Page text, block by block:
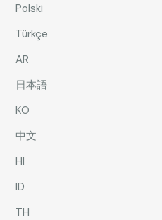
Polski
Türkçe
AR
日本語
KO
中文
HI
ID
TH